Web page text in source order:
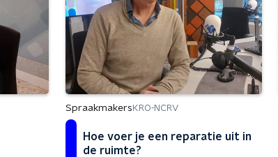
Spraakmakers KRO-NCRV
Hoe voer je een reparatie uit in
de ruimte?